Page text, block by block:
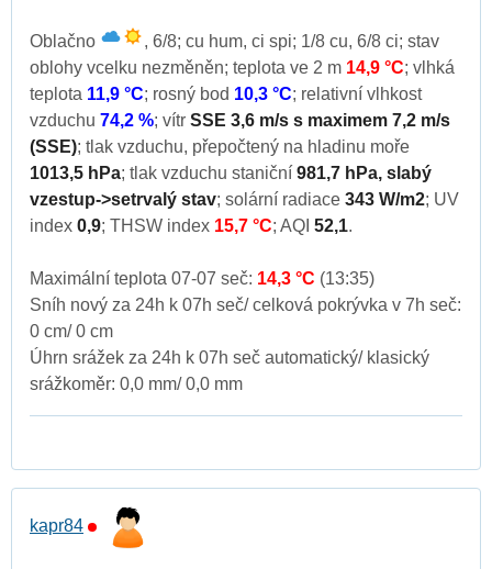
Oblačno
, 6/8; cu hum, ci spi; 1/8 cu, 6/8 ci; stav
oblohy vcelku nezměněn; teplota ve 2 m 14,9 °C; vlhká
teplota 11,9 °C; rosný bod 10,3 °C; relativní vlhkost
vzduchu 74,2 %; vítr SSE 3,6 m/s s maximem 7,2 m/s
(SSE); tlak vzduchu, přepočtený na hladinu moře
1013,5 hPa; tlak vzduchu staniční 981,7 hPa, slabý
vzestup->setrvalý stav; solární radiace 343 W/m2; UV
index 0,9; THSW index 15,7 °C; AQI 52,1.
Maximální teplota 07-07 seč: 14,3 °C (13:35)
Sníh nový za 24h k 07h seč/ celková pokrývka v 7h seč:
0 cm/ 0 cm
Úhrn srážek za 24h k 07h seč automatický/ klasický
srážkoměr: 0,0 mm/ 0,0 mm
kapr84